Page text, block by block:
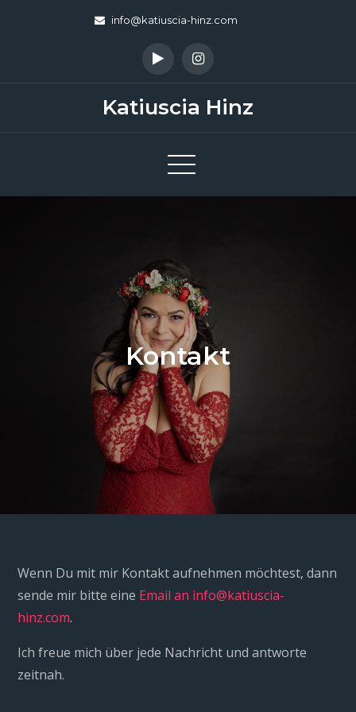
info@katiuscia-hinz.com
Katiuscia Hinz
Kontakt
Wenn Du mit mir Kontakt aufnehmen möchtest, dann
sende mir bitte eine Email an info@katiuscia-
hinz.com.
Ich freue mich über jede Nachricht und antworte
zeitnah.